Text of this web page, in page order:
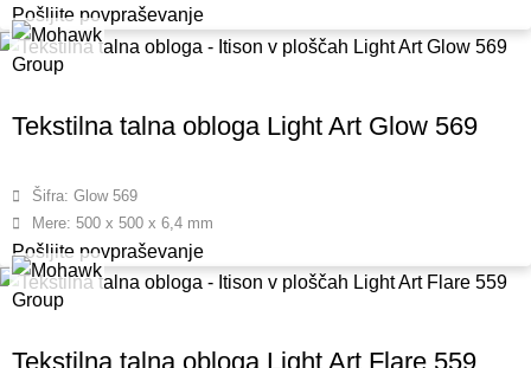
Pošljite povpraševanje
Tekstilna talna obloga Light Art Glow 569
Šifra: Glow 569
Mere: 500 x 500 x 6,4 mm
Pošljite povpraševanje
Tekstilna talna obloga Light Art Flare 559